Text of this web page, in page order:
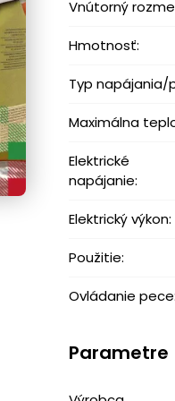
Vnútorný
Hmotnosť:
Typ napájania/
Maximálna
Elektrické
napájanie:
Elektrický výkon:
Použitie:
Ovládanie pece:
Parametre